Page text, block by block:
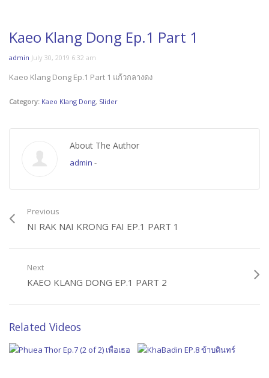
Kaeo Klang Dong Ep.1 Part 1
admin July 30, 2019 6:32 am
Kaeo Klang Dong Ep.1 Part 1 แก้วกลางดง
Category: Kaeo Klang Dong, Slider
About The Author
admin -
Previous
NI RAK NAI KRONG FAI EP.1 PART 1
Next
KAEO KLANG DONG EP.1 PART 2
Related Videos